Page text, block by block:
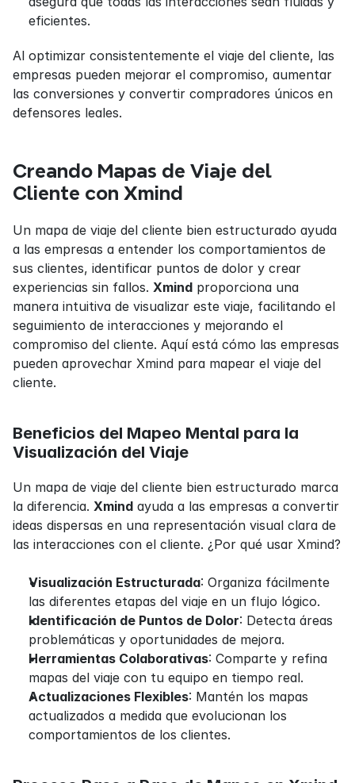
eficientes.
Al optimizar consistentemente el viaje del cliente, las
empresas pueden mejorar el compromiso, aumentar
las conversiones y convertir compradores únicos en
defensores leales.
Creando Mapas de Viaje del
Cliente con Xmind
Un mapa de viaje del cliente bien estructurado ayuda
a las empresas a entender los comportamientos de
sus clientes, identificar puntos de dolor y crear
experiencias sin fallos. Xmind proporciona una
manera intuitiva de visualizar este viaje, facilitando el
seguimiento de interacciones y mejorando el
compromiso del cliente. Aquí está cómo las empresas
pueden aprovechar Xmind para mapear el viaje del
cliente.
Beneficios del Mapeo Mental para la
Visualización del Viaje
Un mapa de viaje del cliente bien estructurado marca
la diferencia. Xmind ayuda a las empresas a convertir
ideas dispersas en una representación visual clara de
las interacciones con el cliente. ¿Por qué usar Xmind?
Visualización Estructurada: Organiza fácilmente
las diferentes etapas del viaje en un flujo lógico.
Identificación de Puntos de Dolor: Detecta áreas
problemáticas y oportunidades de mejora.
Herramientas Colaborativas: Comparte y refina
mapas del viaje con tu equipo en tiempo real.
Actualizaciones Flexibles: Mantén los mapas
actualizados a medida que evolucionan los
comportamientos de los clientes.